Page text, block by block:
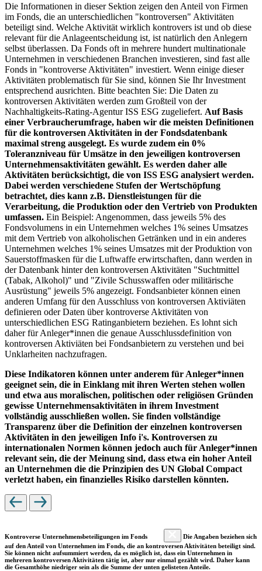
Die Informationen in dieser Sektion zeigen den Anteil von Firmen
im Fonds, die an unterschiedlichen "kontroversen" Aktivitäten
beteiligt sind. Welche Aktivität wirklich kontrovers ist und ob diese
relevant für die Anlageentscheidung ist, ist natürlich den Anlegern
selbst überlassen. Da Fonds oft in mehrere hundert multinationale
Unternehmen in verschiedenen Branchen investieren, sind fast alle
Fonds in "kontroverse Aktivitäten" investiert. Wenn einige dieser
Aktivitäten problematisch für Sie sind, können Sie Ihr Investment
entsprechend ausrichten. Bitte beachten Sie: Die Daten zu
kontroversen Aktivitäten werden zum Großteil von der
Nachhaltigkeits-Rating-Agentur ISS ESG zugeliefert. Auf Basis
einer Verbraucherumfrage, haben wir die meisten Definitionen
für die kontroversen Aktivitäten in der Fondsdatenbank
maximal streng ausgelegt. Es wurde zudem ein 0%
Toleranzniveau für Umsätze in den jeweiligen kontroversen
Unternehmensaktivitäten gewählt. Es werden daher alle
Aktivitäten berücksichtigt, die von ISS ESG analysiert werden.
Dabei werden verschiedene Stufen der Wertschöpfung
betrachtet, dies kann z.B. Dienstleistungen für die
Verarbeitung, die Produktion oder den Vertrieb von Produkten
umfassen. Ein Beispiel: Angenommen, dass jeweils 5% des
Fondsvolumens in ein Unternehmen welches 1% seines Umsatzes
mit dem Vertrieb von alkoholischen Getränken und in ein anderes
Unternehmen welches 1% seines Umsatzes mit der Produktion von
Sauerstoffmasken für die Luftwaffe erwirtschaften, dann werden in
der Datenbank hinter den kontroversen Aktivitäten "Suchtmittel
(Tabak, Alkohol)" und "Zivile Schusswaffen oder militärische
Ausrüstung" jeweils 5% angezeigt. Fondsanbieter können einen
anderen Umfang für den Ausschluss von kontroversen Aktiviäten
definieren oder Daten über kontroverse Aktivitäten von
unterschiedlichen ESG Ratinganbietern beziehen. Es lohnt sich
daher für Anleger*innen die genaue Ausschlussdefinition von
kontroversen Aktiviäten bei Fondsanbietern zu verstehen und bei
Unklarheiten nachzufragen.
Diese Indikatoren können unter anderem für Anleger*innen
geeignet sein, die in Einklang mit ihren Werten stehen wollen
und etwa aus moralischen, politischen oder religiösen Gründen
gewisse Unternehmensaktivitäten in ihrem Investment
vollständig ausschließen wollen. Sie finden vollständige
Transparenz über die Definition der einzelnen kontroversen
Aktivitäten in den jeweiligen Info i's. Kontroversen zu
internationalen Normen können jedoch auch für Anleger*innen
relevant sein, die der Meinung sind, dass etwa ein hoher Anteil
an Unternehmen die die Prinzipien des UN Global Compact
verletzt haben, ein finanzielles Risiko darstellen könnten.
Kontroverse Unternehmensbeteiligungen im Fonds
Die Angaben beziehen sich
auf den Anteil von Unternehmen im Fonds, die an kontroversen Aktivitäten beteiligt sind.
Sie können nicht aufsummiert werden, da es möglich ist, dass ein Unternehmen in
mehreren kontroversen Aktivitäten tätig ist, aber nur einmal gezählt wird. Daher kann
die Gesamthöhe niedriger sein als die Summe der unten gelisteten Anteile.